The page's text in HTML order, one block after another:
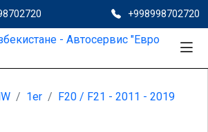
+998998702720
1er
F20 / F21 - 2011 - 2019